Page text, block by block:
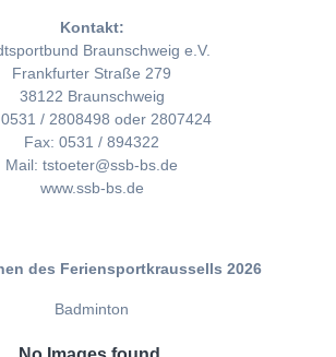
Kontakt:
Braunschweig e.V.
Frankfurter Straße 279
38122 Braunschweig
/ 2808498 oder 2807424
Fax: 0531 / 894322
Mail: tstoeter@ssb-bs.de
www.ssb-bs.de
des Feriensportkraussells 2026
Badminton